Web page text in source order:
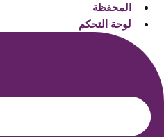
المحفظة
لوحة التحكم